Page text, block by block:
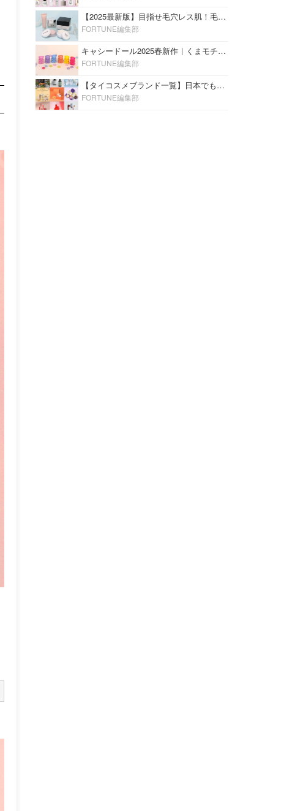
【2025最新版】目指せ毛穴レス肌！毛穴を埋めて隠す「おすすめ部分用下地＆プライマー」ランキング♡
FORTUNE編集部
キャシードール2025春新作｜くまモチーフのミニリップ「シャイニーベア リップモイスト」をレビュー♡
FORTUNE編集部
【タイコスメブランド一覧】日本でも人気沸騰中の“タイコスメ”ブランド20選！
FORTUNE編集部